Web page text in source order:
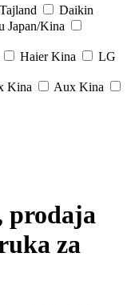
Daikin
Japan/Kina
Haier Kina
LG
Kina Aux Kina
prodaja
za